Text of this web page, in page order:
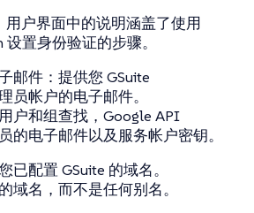
用户界面中的说明涵盖了使用
置身份验证的步骤。
邮件：提供您 GSuite
员帐户的电子邮件。
户和组查找，Google API
的电子邮件以及服务帐户密钥。
已配置 GSuite 的域名。
域名，而不是任何别名。